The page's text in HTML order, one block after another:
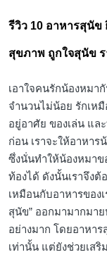
รีวิว 10 อาหารสุนัข
สุขภาพ ถูกใจสุนัข
เอาใจคนรักน้องหมา
จำนวนไม่น้อย รักเห
อยู่อาศัย ของเล่น แล
ก่อน เราจะให้อาหา
ซึ่งนั่นทำให้น้องหมาข
ท้องได้ ดังนั้นเราจึงต้
เหมือนกับอาหารของ
สุนัข” ออกมามากมา
อย่างมาก โดยอาหา
เท่านั้น แต่ยังช่วยเส